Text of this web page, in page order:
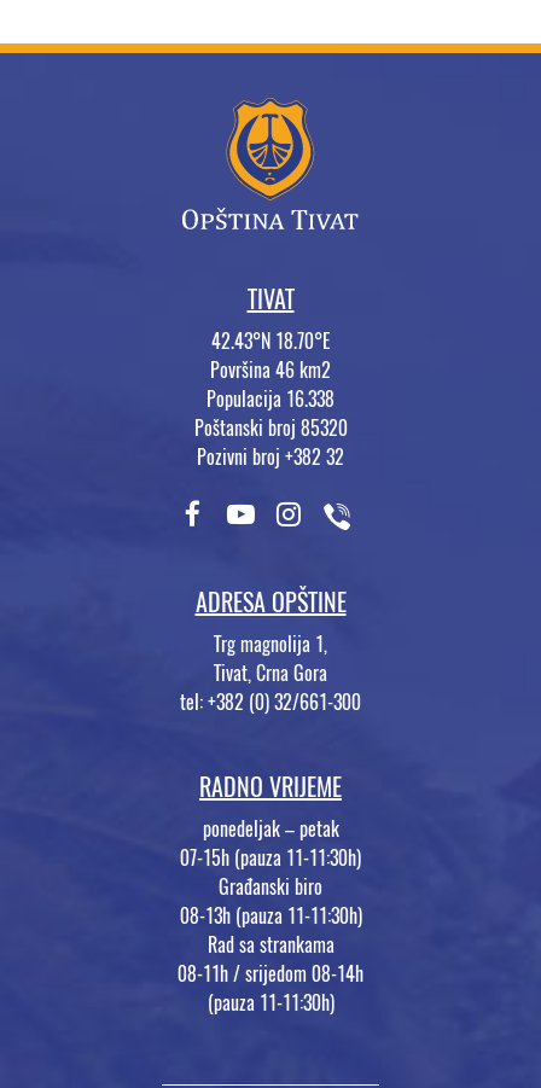
TIVAT
42.43°N 18.70°E
Površina 46 km2
Populacija 16.338
Poštanski broj 85320
Pozivni broj +382 32
ADRESA OPŠTINE
Trg magnolija 1,
Tivat, Crna Gora
tel: +382 (0) 32/661-300
RADNO VRIJEME
ponedeljak – petak
07-15h (pauza 11-11:30h)
Građanski biro
08-13h (pauza 11-11:30h)
Rad sa strankama
08-11h / srijedom 08-14h
(pauza 11-11:30h)